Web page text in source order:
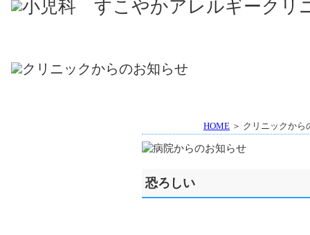
HOME ＞ クリニックか
恐ろしい